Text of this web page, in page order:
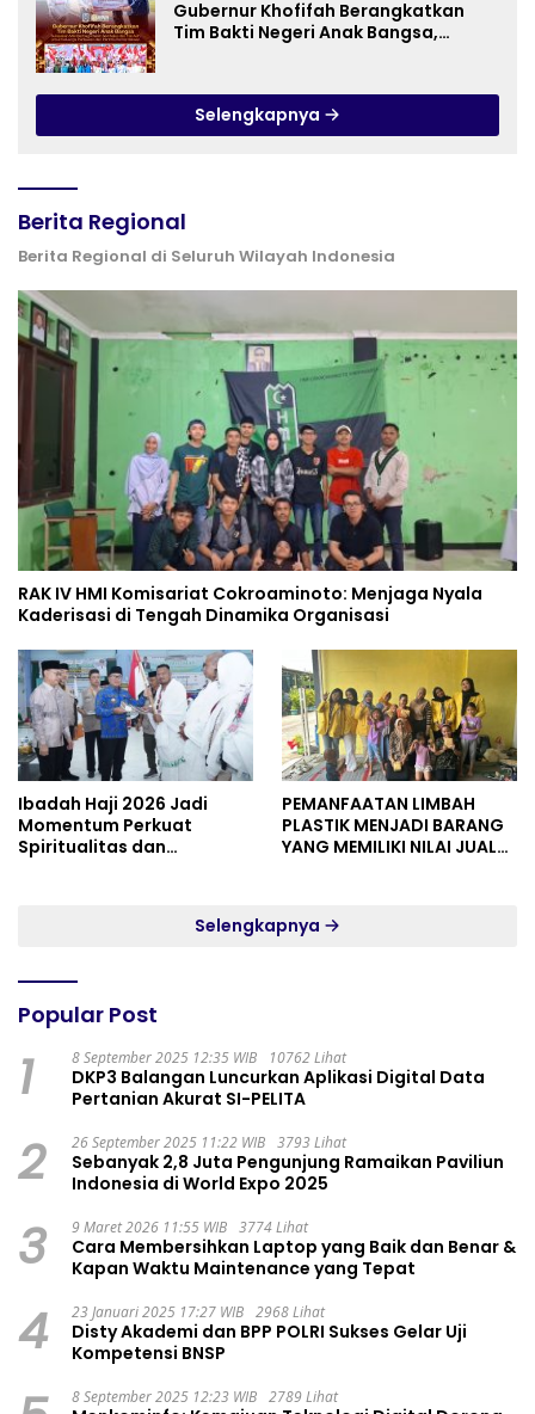
Gubernur Khofifah Berangkatkan
Tim Bakti Negeri Anak Bangsa,
Kemerdekaan
Selengkapnya
Berita Regional
Berita Regional di Seluruh Wilayah Indonesia
RAK IV HMI Komisariat Cokroaminoto: Menjaga Nyala
Kaderisasi di Tengah Dinamika Organisasi
Ibadah Haji 2026 Jadi
Momentum Perkuat
Spiritualitas dan
PEMANFAATAN LIMBAH
PLASTIK MENJADI BARANG
YANG MEMILIKI NILAI JUAL
Selengkapnya
Popular Post
1 8 September 2025 12:35 WIB 10762 Lihat
DKP3 Balangan Luncurkan Aplikasi Digital Data
Pertanian Akurat SI-PELITA
2 26 September 2025 11:22 WIB 3793 Lihat
Sebanyak 2,8 Juta Pengunjung Ramaikan Paviliun
Indonesia di World Expo 2025
3 9 Maret 2026 11:55 WIB 3774 Lihat
Cara Membersihkan Laptop yang Baik dan Benar &
Kapan Waktu Maintenance yang Tepat
4 23 Januari 2025 17:27 WIB 2968 Lihat
Disty Akademi dan BPP POLRI Sukses Gelar Uji
Kompetensi BNSP
8 September 2025 12:23 WIB 2789 Lihat